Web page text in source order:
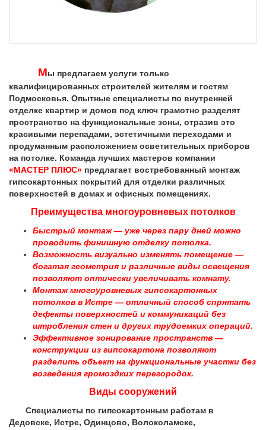
Мы предлагаем услуги только
квалифицированных строителей жителям и гостям
Подмосковья. Опытные специалисты по внутренней
отделке квартир и домов под ключ грамотно разделят
пространство на функциональные зоны, отразив это
красивыми перепадами, эстетичными переходами и
продуманным расположением осветительных приборов
на потолке. Команда лучших мастеров компании
«МАСТЕР ПЛЮС» предлагает востребованный монтаж
гипсокартонных покрытий для отделки различных
поверхностей в домах и офисных помещениях.
Преимущества многоуровневых потолков
Быстрый монтаж — уже через пару дней можно
проводить финишную отделку потолка.
Возможность визуально изменять помещение —
богатая геометрия и различные виды освещения
позволяют оптически увеличивать комнату.
Монтаж многоуровневых гипсокартонных
потолков в Истре — отличный способ спрятать
дефекты поверхностей и коммуникаций без
штробления стен и других трудоемких операций.
Эффективное зонирование пространств —
конструкции из гипсокартона позволяют
разделить объект на функциональные участки без
возведения громоздких перегородок.
Виды сооружений
Специалисты по гипсокартонным работам в
Дедовске, Истре, Одинцово, Волоколамске,